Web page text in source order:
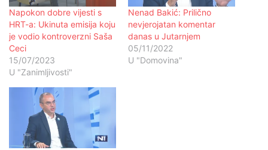
Napokon dobre vijesti s
HRT-a: Ukinuta emisija koju
je vodio kontroverzni Saša
Ceci
15/07/2023
U "Zanimljivosti"
Nenad Bakić: Prilično
nevjerojatan komentar
danas u Jutarnjem
05/11/2022
U "Domovina"